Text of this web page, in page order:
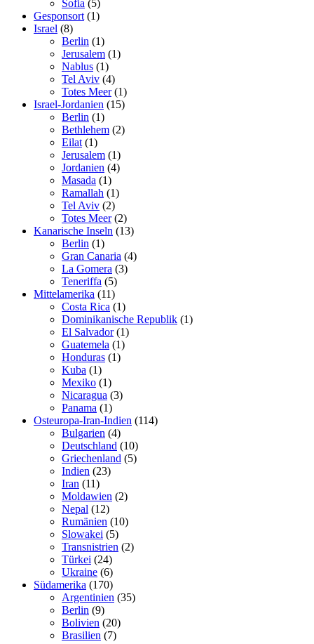
Sofia (5)
Gesponsort (1)
Israel (8)
Berlin (1)
Jerusalem (1)
Nablus (1)
Tel Aviv (4)
Totes Meer(1)
Israel-Jordanien (15)
Berlin (1)
Bethlehem (2)
Eilat (1)
Jerusalem (1)
Jordanien (4)
Masada (1)
Ramallah (1)
Tel Aviv (2)
Totes Meer(2)
Kanarische Inseln (13)
Berlin (1)
Gran Canaria (4)
La Gomera (3)
Teneriffa (5)
Mittelamerika (11)
Costa Rica (1)
Dominikanische Republik (1)
El Salvador(1)
Guatemela (1)
Honduras (1)
Kuba (1)
Mexiko (1)
Nicaragua (3)
Panama (1)
Osteuropa-Iran-Indien (114)
Bulgarien (4)
Deutschland (10)
Griechenland (5)
Indien (23)
Iran (11)
Moldawien (2)
Nepal (12)
Rumänien (10)
Slowakei (5)
Transnistrien (2)
Türkei (24)
Ukraine (6)
Südamerika (170)
Argentinien (35)
Berlin (9)
Bolivien (20)
Brasilien (7)